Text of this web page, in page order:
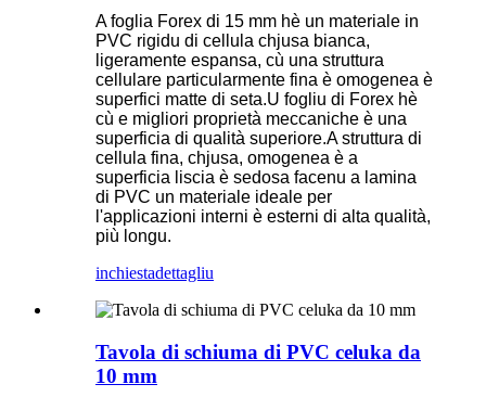
A foglia Forex di 15 mm hè un materiale in
PVC rigidu di cellula chjusa bianca,
ligeramente espansa, cù una struttura
cellulare particularmente fina è omogenea è
superfici matte di seta.U fogliu di Forex hè
cù e migliori proprietà meccaniche è una
superficia di qualità superiore.A struttura di
cellula fina, chjusa, omogenea è a
superficia liscia è sedosa facenu a lamina
di PVC un materiale ideale per
l'applicazioni interni è esterni di alta qualità,
più longu.
inchiestadettagliu
Tavola di schiuma di PVC celuka da
10 mm